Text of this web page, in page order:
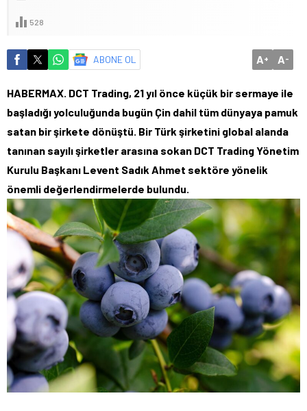
528
ABONE OL A+ A-
HABERMAX. DCT Trading, 21 yıl önce küçük bir sermaye ile
başladığı yolculuğunda bugün Çin dahil tüm dünyaya pamuk
satan bir şirkete dönüştü. Bir Türk şirketini global alanda
tanınan sayılı şirketler arasına sokan DCT Trading Yönetim
Kurulu Başkanı Levent Sadık Ahmet sektöre yönelik
önemli değerlendirmelerde bulundu.